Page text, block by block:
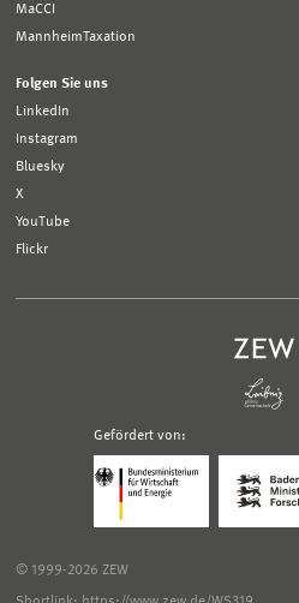
MaCCI
MannheimTaxation
Folgen Sie uns
LinkedIn
Instagram
Bluesky
X
YouTube
Flickr
Gefördert von:
Bundesministerium
Wirtschaft
Link
Ministerium
© 1999-2026 ZEW